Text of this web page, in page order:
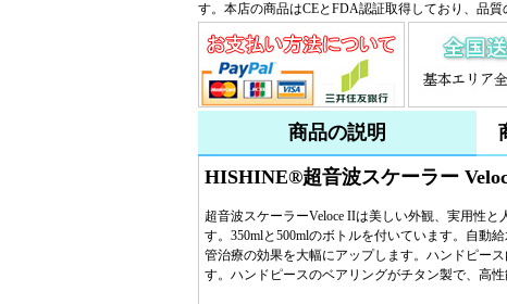
す。本店の商品はCEとFDA認証取得しており、品質
商品の説明
HISHINE®超音波スケーラー
超音波スケーラーVeloce IIは美しい外観、実用性
す。350mlと500mlのボトルを付いています。自動
管治療の効果を大幅にアップします。ハンドピー
す。ハンドピースのベアリングがチタン製で、高